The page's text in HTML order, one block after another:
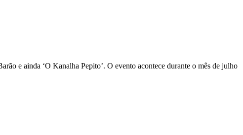
e ainda ‘O Kanalha Pepito’. O evento acontece durante o mês de julho